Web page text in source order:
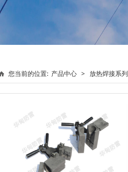
您当前的位置: 产品中心 > 放热焊接系列